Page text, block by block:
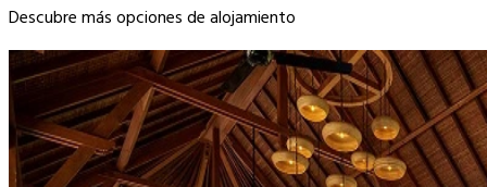
Descubre más opciones de alojamiento